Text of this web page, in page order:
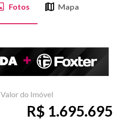
Fotos Mapa
Valor do Imóvel
R$ 1.695.695